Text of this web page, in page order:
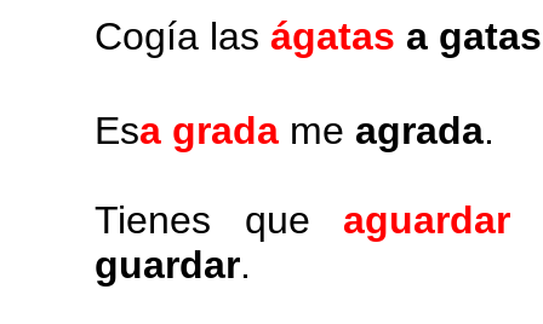
Cogía las ágatas a
Esa grada me agrada.
Tienes que aguardar
guardar.